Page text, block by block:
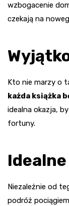
wzbogacenie
czekają na
Kto nie marzy o
każda książka
idealna okazja,
fortuny.
Niezależnie od
podróż